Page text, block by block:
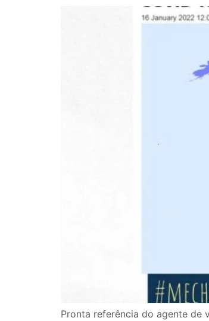
Pronta referência do agente de